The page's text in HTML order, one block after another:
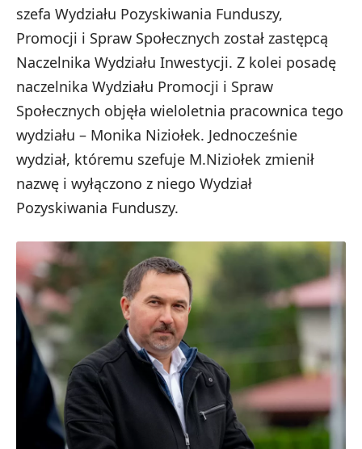
szefa Wydziału Pozyskiwania Funduszy,
Promocji i Spraw Społecznych został zastępcą
Naczelnika Wydziału Inwestycji. Z kolei posadę
naczelnika Wydziału Promocji i Spraw
Społecznych objęła wieloletnia pracownica tego
wydziału – Monika Niziołek. Jednocześnie
wydział, któremu szefuje M.Niziołek zmienił
nazwę i wyłączono z niego Wydział
Pozyskiwania Funduszy.